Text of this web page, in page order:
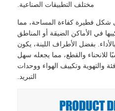
مختلف التطبيقات الصناعية.
فطيرة كفاءة المساحة، مما
في الأماكن الضيقة أو المناطق
بفضل الأطراف اللينة، يكون
للانحناء والقطع، مما يجعله سهل
والتهوية وتكييف الهواء ووحدات
التبريد.